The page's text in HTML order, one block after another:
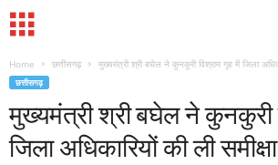
Home छत्तीसगढ़ मुख्यमंत्री श्री बघेल ने कुनकुरी विश्राम गृह में जिला
छत्तीसगढ़
मुख्यमंत्री श्री बघेल ने कुनकुरी
जिला अधिकारियों की ली